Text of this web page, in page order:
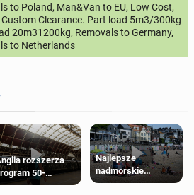
to Poland, Man&Van to EU, Low Cost,
Custom Clearance. Part load 5m3/300kg
20m31200kg, Removals to Germany,
to Netherlands
rozszerza
50-
Najlepsze
nadmorskie
miasteczko blisko